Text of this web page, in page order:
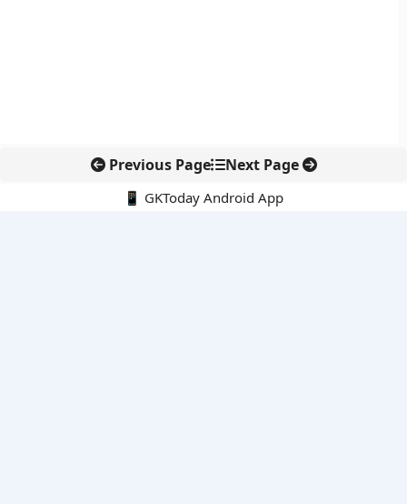
Previous Page Next Page
📱 GKToday Android App